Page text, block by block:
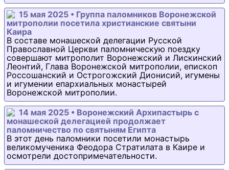
15 мая 2025 • Группа паломников Воронежской
митрополии посетила христианские святыни
Каира
В составе монашеской делегации Русской
Православной Церкви паломническую поездку
совершают митрополит Воронежский и Лискинский
Леонтий, Глава Воронежской митрополии, епископ
Россошанский и Острогожский Дионисий, игумены
и игумении епархиальных монастырей
Воронежской митрополии.
14 мая 2025 • Воронежский Архипастырь с
монашеской делегацией продолжает
паломничество по святыням Египта
В этот день паломники посетили монастырь
великомученика Феодора Стратилата в Каире и
осмотрели достопримечательности.